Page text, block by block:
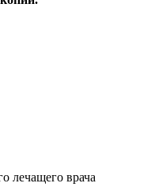
лечащего врача